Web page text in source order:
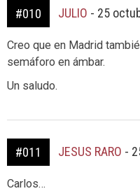
#010 JULIO - 25
Creo que en Madrid
semáforo en ámbar.
Un saludo.
#011 JESUS RARO -
Carlos…